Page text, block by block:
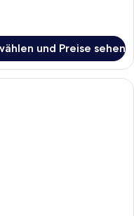
und Preise sehen
mit Bett,